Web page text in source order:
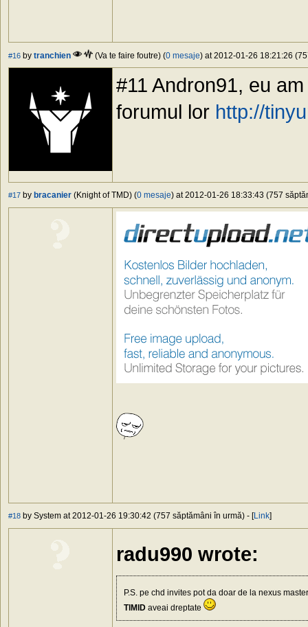
#16 by tranchien (Va te faire foutre) (0 mesaje) at 2012-01-26 18:21:26
#11 Andron91, eu
forumul lor http://
#17 by bracanier (Knight of TMD) (0 mesaje) at 2012-01-26 18:33:43 (757
#18 by System at 2012-01-26 19:30:42 (757 săptămâni în urmă) - [Link]
radu990 wrote:
P.S. pe chd invites pot da doar de la nexus
TlMlD aveai dreptate